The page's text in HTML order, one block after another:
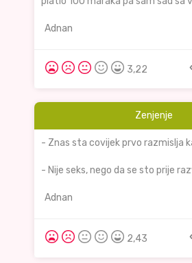
Adnan
3,22
Zenjenje
- Znas sta covijek prvo razmislja
- Nije seks, nego da se sto prije
Adnan
2,43